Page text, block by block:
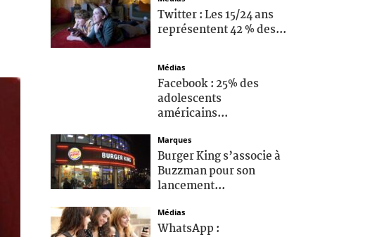
Twitter : Les 15/24 ans
représentent 42 % des...
Médias
Facebook : 25% des
adolescents
américains...
Marques
Burger King s’associe à
Buzzman pour son
lancement...
Médias
WhatsApp :